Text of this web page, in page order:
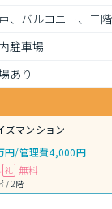
、バルコニー、二
駐車場
あり
ズマンション
円/管理費4,000円
礼 無料
/ 2階